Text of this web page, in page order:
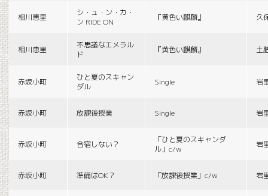
相川恵里
シ・ュ・ン・カ・
ン RIDE ON
『黄色い麒麟』 久
相川恵里
不思議なエメラル
ド
『黄色い麒麟』 土
赤坂小町
ひと夏のスキャン
ダル
Single 岩
赤坂小町 放課後授業 Single 岩
赤坂小町 合宿しない？
「ひと夏のスキャンダ
ル」c/w
岩
赤坂小町 準備はOK？ 「放課後授業」c/w 岩